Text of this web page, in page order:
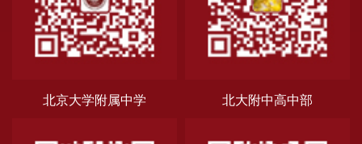
北京大学附属中学 北大附中高中部